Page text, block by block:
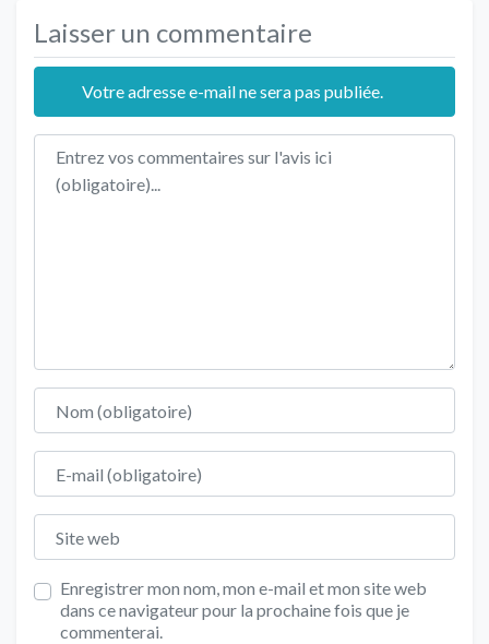
Laisser un commentaire
Votre adresse e-mail ne sera pas publiée.
Texte de l'avis
Nom
E-mail
Site web
Enregistrer mon nom, mon e-mail et mon site web
dans ce navigateur pour la prochaine fois que je
commenterai.